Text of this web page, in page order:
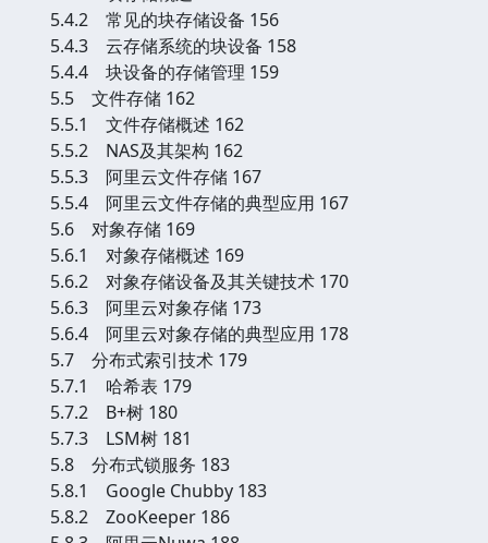
5.4.2 常见的块存储设备 156
5.4.3 云存储系统的块设备 158
5.4.4 块设备的存储管理 159
5.5 文件存储 162
5.5.1 文件存储概述 162
5.5.2 NAS及其架构 162
5.5.3 阿里云文件存储 167
5.5.4 阿里云文件存储的典型应用 167
5.6 对象存储 169
5.6.1 对象存储概述 169
5.6.2 对象存储设备及其关键技术 170
5.6.3 阿里云对象存储 173
5.6.4 阿里云对象存储的典型应用 178
5.7 分布式索引技术 179
5.7.1 哈希表 179
5.7.2 B+树 180
5.7.3 LSM树 181
5.8 分布式锁服务 183
5.8.1 Google Chubby 183
5.8.2 ZooKeeper 186